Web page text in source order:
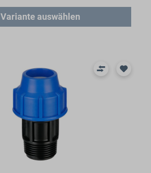
Variante auswählen